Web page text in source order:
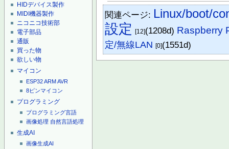
HIDデバイス製作
MIDI機器製作
ニコニコ技術部
電子部品
通販
買った物
欲しい物
マイコン
ESP32ARMAVR
8ピンマイコン
プログラミング
プログラミング言語
画像処理 自然言語処理
生成AI
画像生成AI
関連ページ: Linux/boot/
設定 [12](1208d) Raspberry
定/無線LAN [0](1551d)